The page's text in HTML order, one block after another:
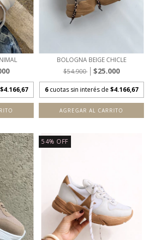
$4.166,67
BOLOGNA BEIGE CHICLE
$54.900
$25.000
6 cuotas sin interés de $4.166,67
AGREGAR AL CARRITO
54% OFF